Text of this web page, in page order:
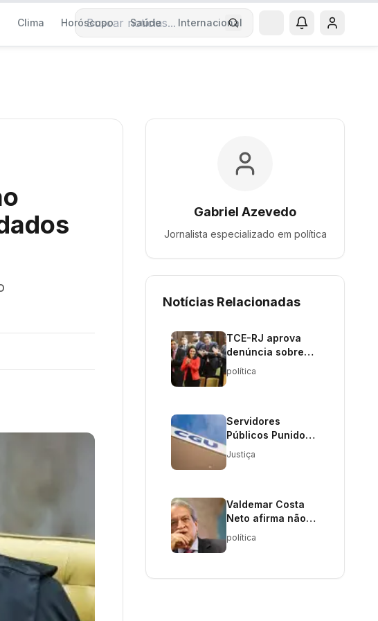
Clima Horóscopo Saúde Internacional
Buscar notícias
Gabriel Azevedo
Jornalista especializado em política
Notícias Relacionadas
TCE-RJ aprova
denúncia sobre
fundo de
privatização do
política
Servidores
Públicos Punidos
por Fraude em
Registro de
Justiça
Valdemar Costa
Neto afirma não
ter poder sobre
emendas
política